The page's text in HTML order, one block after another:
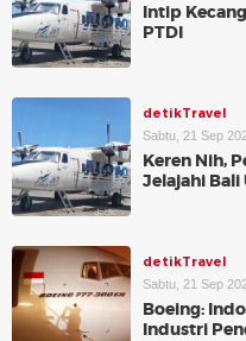
Intip
PTDI
detikTravel
Sabtu, 21 Sep
Keren Nih,
Jelajahi Bali
detikTravel
Sabtu, 21 Sep
Boeing:
Industri